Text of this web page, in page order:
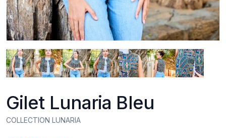
Gilet Lunaria Bleu
COLLECTION LUNARIA